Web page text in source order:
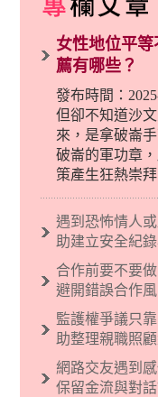
女性地位平
薦有哪些？
發布時間：
但卻不知道沙
來，是拿破崙
破崙的軍功章
策產生狂熱崇
義後來就被拿
義傾向的人，
烈的卓越感，
現了男性沙文…
遇到恐怖情人
助建立安全紀
合作前要不要
避開錯誤合作
監護權爭議只
助整理親職照
網路交友遇到
保留金流與對